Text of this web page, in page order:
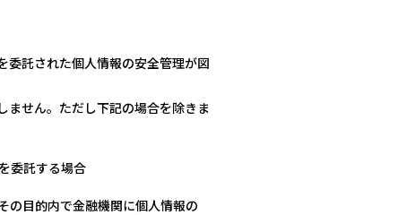
委託された個人情報の安全管理が図
ません。ただし下記の場合を除きま
委託する場合
の目的内で金融機関に個人情報の